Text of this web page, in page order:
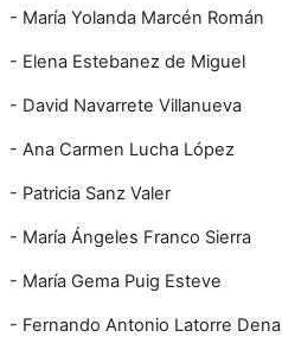
- María Yolanda Marcén Román
- Elena Estebanez de Miguel
- David Navarrete Villanueva
- Ana Carmen Lucha López
- Patricia Sanz Valer
- María Ángeles Franco Sierra
- María Gema Puig Esteve
- Fernando Antonio Latorre Dena